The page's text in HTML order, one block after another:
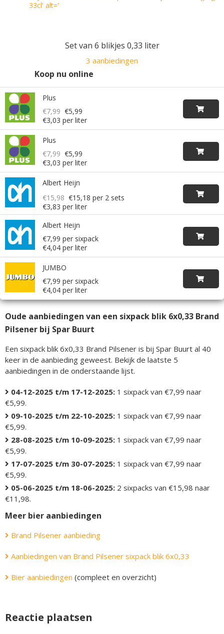
33cl' alt='
Set van 6 blikjes 0,33 liter
3 aanbiedingen
Koop nu online
Plus
€7,99 €5,99
€3,03 per liter
Plus
€7,99 €5,99
€3,03 per liter
Albert Heijn
€15,98 €15,18 per 2 sets
€3,83 per liter
Albert Heijn
€7,99 per sixpack
€4,04 per liter
JUMBO
€7,99 per sixpack
€4,04 per liter
Oude aanbiedingen van een sixpack blik 6x0,33 Brand
Pilsener bij Spar Buurt
Een sixpack blik 6x0,33 Brand Pilsener is bij Spar Buurt al 40
keer in de aanbieding geweest. Bekijk de laatste 5
aanbiedingen in de onderstaande lijst.
04-12-2025 t/m 17-12-2025: 1 sixpack van €7,99 naar
€5,99.
09-10-2025 t/m 22-10-2025: 1 sixpack van €7,99 naar
€5,99.
28-08-2025 t/m 10-09-2025: 1 sixpack van €7,99 naar
€5,99.
17-07-2025 t/m 30-07-2025: 1 sixpack van €7,99 naar
€5,99.
05-06-2025 t/m 18-06-2025: 2 sixpacks van €15,98 naar
€11,98.
Meer bier aanbiedingen
Brand Pilsener aanbieding
Aanbiedingen van Brand Pilsener sixpack blik 6x0,33
Bier aanbiedingen (compleet en overzicht)
Reactie plaatsen